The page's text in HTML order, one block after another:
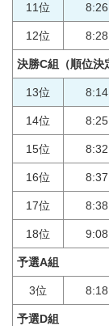
11位
12位
決勝C組 （順位決
13位
14位
15位
16位
17位
18位
予選A組
3位
予選D組